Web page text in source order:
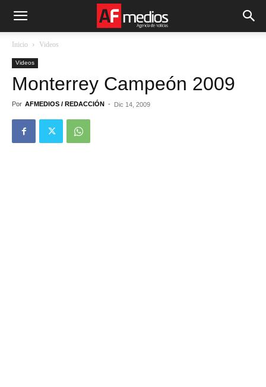
Inicio Videos
Videos
Monterrey Campeón 2009
Por AFMEDIOS / REDACCIÓN - Dic 14, 2009